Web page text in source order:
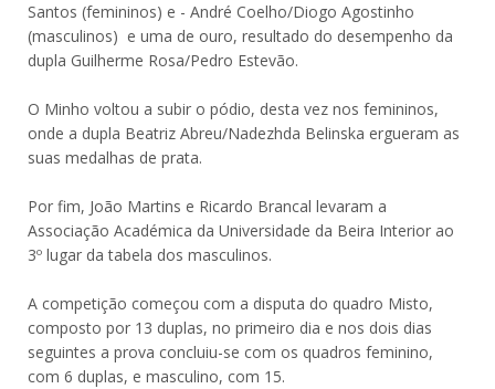
Santos (femininos) e - André Coelho/Diogo Agostinho
(masculinos)  e uma de ouro, resultado do desempenho da
dupla Guilherme Rosa/Pedro Estevão.
O Minho voltou a subir o pódio, desta vez nos femininos,
onde a dupla Beatriz Abreu/Nadezhda Belinska ergueram as
suas medalhas de prata.
Por fim, João Martins e Ricardo Brancal levaram a
Associação Académica da Universidade da Beira Interior ao
3º lugar da tabela dos masculinos.
A competição começou com a disputa do quadro Misto,
composto por 13 duplas, no primeiro dia e nos dois dias
seguintes a prova concluiu-se com os quadros feminino,
com 6 duplas, e masculino, com 15.